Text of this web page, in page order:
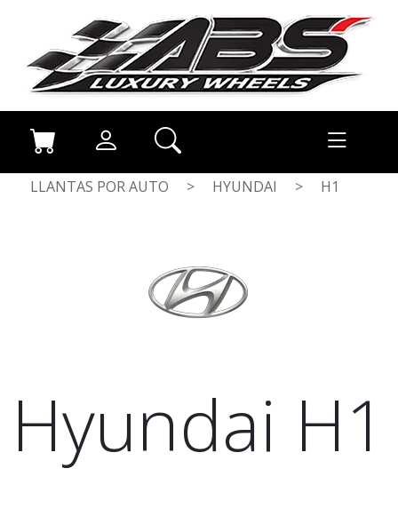
LLANTAS POR AUTO > HYUNDAI > H1
Hyundai H1